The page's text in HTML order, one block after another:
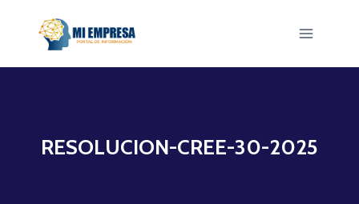
RESOLUCION-CREE-30-2025